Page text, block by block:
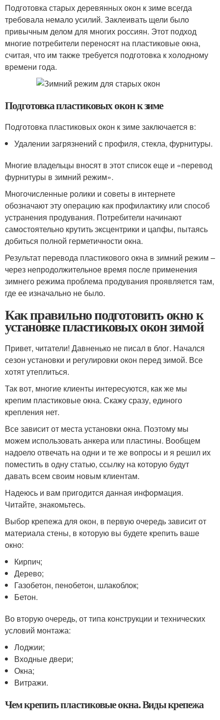
Подготовка старых деревянных окон к зиме всегда
требовала немало усилий. Заклеивать щели было
привычным делом для многих россиян. Этот подход
многие потребители переносят на пластиковые окна,
считая, что им также требуется подготовка к холодному
времени года.
Подготовка пластиковых окон к зиме
Подготовка пластиковых окон к зиме заключается в:
Удалении загрязнений с профиля, стекла, фурнитуры.
Многие владельцы вносят в этот список еще и «перевод
фурнитуры в зимний режим».
Многочисленные ролики и советы в интернете
обозначают эту операцию как профилактику или способ
устранения продувания. Потребители начинают
самостоятельно крутить эксцентрики и цапфы, пытаясь
добиться полной герметичности окна.
Результат перевода пластикового окна в зимний режим –
через непродолжительное время после применения
зимнего режима проблема продувания проявляется там,
где ее изначально не было.
Как правильно подготовить окно к
установке пластиковых окон зимой
Привет, читатели! Давненько не писал в блог. Начался
сезон установки и регулировки окон перед зимой. Все
хотят утеплиться.
Так вот, многие клиенты интересуются, как же мы
крепим пластиковые окна. Скажу сразу, единого
крепления нет.
Все зависит от места установки окна. Поэтому мы
можем использовать анкера или пластины. Вообщем
надоело отвечать на одни и те же вопросы и я решил их
поместить в одну статью, ссылку на которую будут
давать всем своим новым клиентам.
Надеюсь и вам пригодится данная информация.
Читайте, знакомьтесь.
Выбор крепежа для окон, в первую очередь зависит от
материала стены, в которую вы будете крепить ваше
окно:
Кирпич;
Дерево;
Газобетон, пенобетон, шлакоблок;
Бетон.
Во вторую очередь, от типа конструкции и технических
условий монтажа:
Лоджии;
Входные двери;
Окна;
Витражи.
Чем крепить пластиковые окна. Виды крепежа